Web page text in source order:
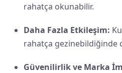
rahatça okunabilir.
Daha Fazla Etkileşim:
rahatça gezinebildiğinde
Güvenilirlik ve Marka